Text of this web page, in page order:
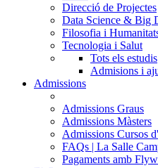
Direcció de Projectes
Data Science & Big
Filosofia i
Tecnologia i Salut
Tots els estudis
Admisions i
Admissions
Admissions Graus
Admissions Màsters
Admissions Cursos
FAQs | La Salle
Pagaments amb